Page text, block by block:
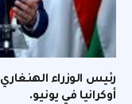
رئيس الوزراء
أوكرانيا في يونيو.